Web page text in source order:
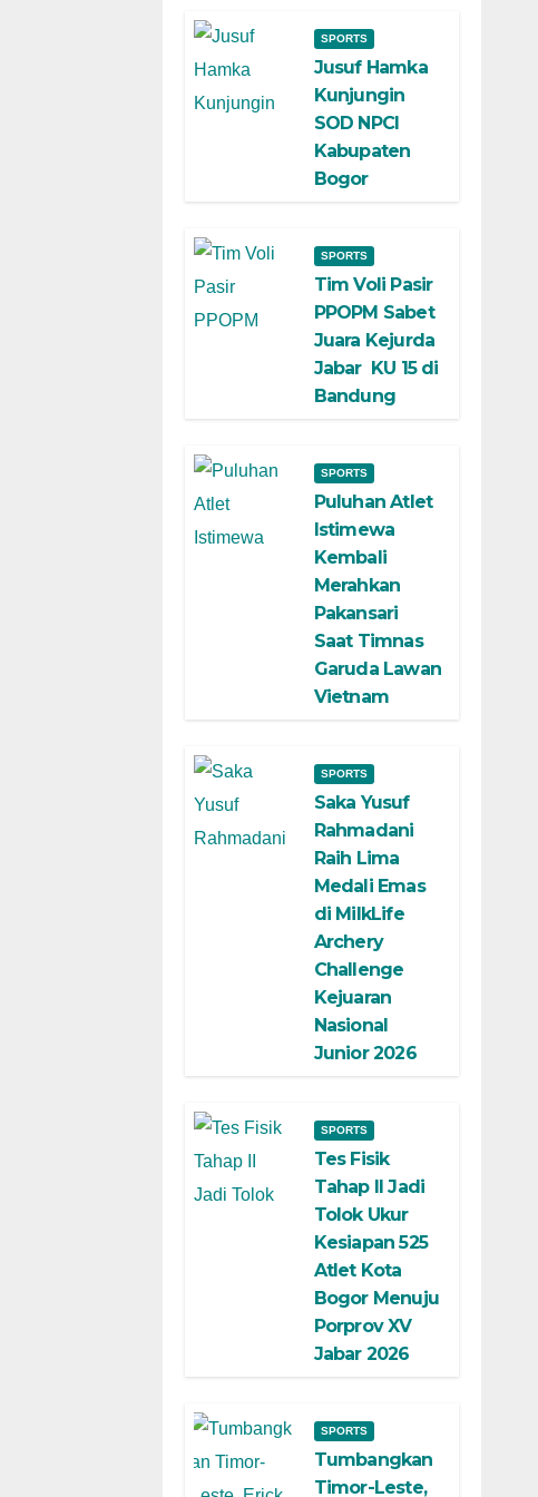
SPORTS
Jusuf Hamka
Kunjungin
SOD NPCI
Kabupaten
Bogor
SPORTS
Tim Voli Pasir
PPOPM Sabet
Juara Kejurda
Jabar KU 15 di
Bandung
SPORTS
Puluhan Atlet
Istimewa
Kembali
Merahkan
Pakansari
Saat Timnas
Garuda Lawan
Vietnam
SPORTS
Saka Yusuf
Rahmadani
Raih Lima
Medali Emas
di MilkLife
Archery
Challenge
Kejuaran
Nasional
Junior 2026
SPORTS
Tes Fisik
Tahap II Jadi
Tolok Ukur
Kesiapan 525
Atlet Kota
Bogor Menuju
Porprov XV
Jabar 2026
SPORTS
Tumbangkan
Timor-Leste,